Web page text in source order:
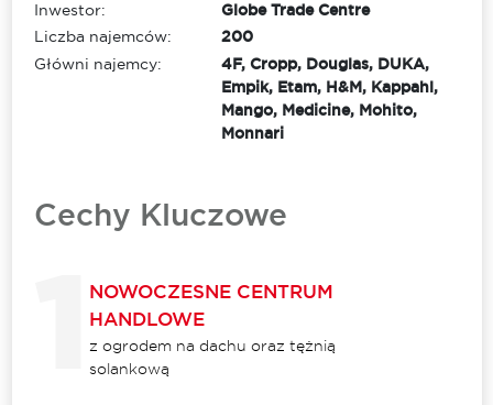
Inwestor:
Globe Trade Centre
Liczba najemców:
200
Główni najemcy:
4F, Cropp, Douglas, DUKA,
Empik, Etam, H&M, Kappahl,
Mango, Medicine, Mohito,
Monnari
Cechy Kluczowe
NOWOCZESNE CENTRUM
HANDLOWE
z ogrodem na dachu oraz tężnią
solankową